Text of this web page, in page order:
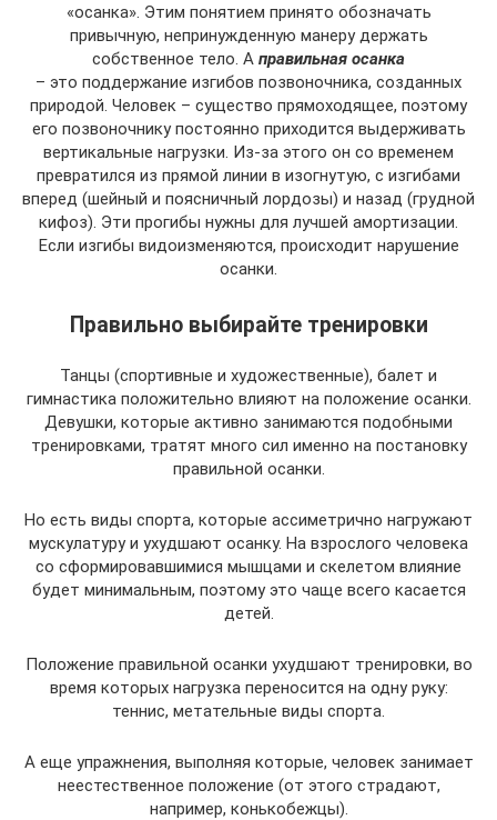
«осанка». Этим понятием принято обозначать
привычную, непринужденную манеру держать
собственное тело. А правильная осанка
– это поддержание изгибов позвоночника, созданных
природой. Человек – существо прямоходящее, поэтому
его позвоночнику постоянно приходится выдерживать
вертикальные нагрузки. Из-за этого он со временем
превратился из прямой линии в изогнутую, с изгибами
вперед (шейный и поясничный лордозы) и назад (грудной
кифоз). Эти прогибы нужны для лучшей амортизации.
Если изгибы видоизменяются, происходит нарушение
осанки.
Правильно выбирайте тренировки
Танцы (спортивные и художественные), балет и
гимнастика положительно влияют на положение осанки.
Девушки, которые активно занимаются подобными
тренировками, тратят много сил именно на постановку
правильной осанки.
Но есть виды спорта, которые ассиметрично нагружают
мускулатуру и ухудшают осанку. На взрослого человека
со сформировавшимися мышцами и скелетом влияние
будет минимальным, поэтому это чаще всего касается
детей.
Положение правильной осанки ухудшают тренировки, во
время которых нагрузка переносится на одну руку:
теннис, метательные виды спорта.
А еще упражнения, выполняя которые, человек занимает
неестественное положение (от этого страдают,
например, конькобежцы).